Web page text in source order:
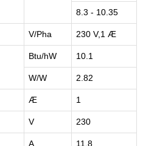
8.3 - 10.35
V/Pha 230 V,1 Æ
Btu/hW 10.1
W/W 2.82
Æ 1
V 230
A 11.8